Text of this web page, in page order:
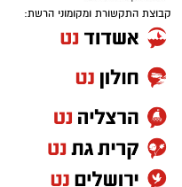
קבוצת התקשורת ומקומוני הרשת: